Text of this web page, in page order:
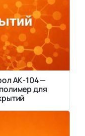
АК-104 —
для